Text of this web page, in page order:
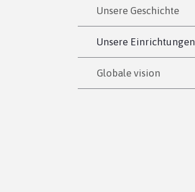
Unsere Geschichte
Unsere Einrichtungen
Globale vision